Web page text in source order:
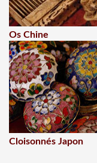
Os Chine
Cloisonnés Japon